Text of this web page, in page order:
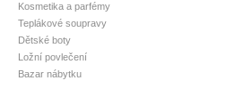
Kosmetika a parfémy
Teplákové soupravy
Dětské boty
Ložní povlečení
Bazar nábytku